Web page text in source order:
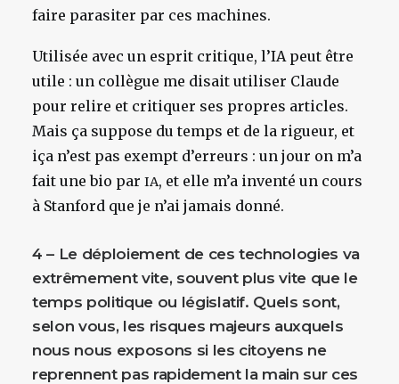
faire parasiter par ces machines.
Utilisée avec un esprit critique, l’IA peut être
utile : un collègue me disait utiliser Claude
pour relire et critiquer ses propres articles.
Mais ça suppose du temps et de la rigueur, et
iça n’est pas exempt d’erreurs : un jour on m’a
fait une bio par IA, et elle m’a inventé un cours
à Stanford que je n’ai jamais donné.
4 – Le déploiement de ces technologies va
extrêmement vite, souvent plus vite que le
temps politique ou législatif. Quels sont,
selon vous, les risques majeurs auxquels
nous nous exposons si les citoyens ne
reprennent pas rapidement la main sur ces